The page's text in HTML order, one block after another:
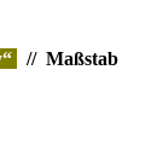
// Maßstab